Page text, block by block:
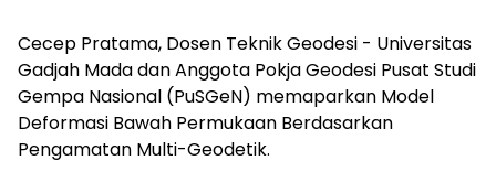
Cecep Pratama, Dosen Teknik Geodesi - Universitas
Gadjah Mada dan Anggota Pokja Geodesi Pusat Studi
Gempa Nasional (PuSGeN) memaparkan Model
Deformasi Bawah Permukaan Berdasarkan
Pengamatan Multi-Geodetik.